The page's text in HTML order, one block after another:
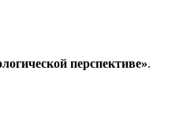
перспективе».